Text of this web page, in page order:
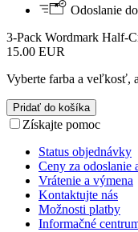
Odoslanie
3‑Pack Wordmark
15.00 EUR
Vyberte farba a veľkosť,
Pridať do košíka
Získajte pomoc
Status objednávky
Ceny za odoslanie
Vrátenie a výmena
Kontaktujte nás
Možnosti platby
Informačné